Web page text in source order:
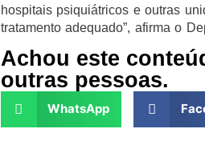
hospitais psiquiátricos e outras
tratamento adequado”, afirma o
Achou este
outras pessoas.
WhatsApp